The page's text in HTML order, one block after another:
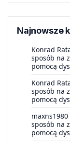
Najnowsze
Konrad
sposób na
pomocą
Konrad
sposób na
pomocą
maxns1980
sposób na
pomocą